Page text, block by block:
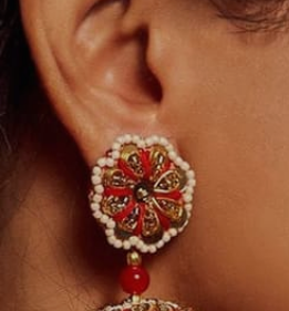
Image credits: pinterest